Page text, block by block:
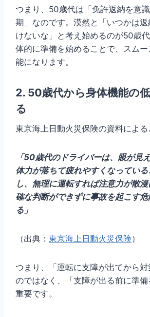
つまり、50歳代は「免許返納を意
期」なのです。漠然と「いつかは
けないな」と考え始めるのが50歳
体的に準備を始めることで、スム
能になります。
2. 50歳代から身体機能の
る
東京海上日動火災保険の資料による
「50歳代のドライバーは、眼が見
体力が落ちて疲れやすくなってい
し、無理に運転すれば注意力が散
確な判断ができずに事故を起こす
る」
（出典： 東京海上日動火災保険）
つまり、「運転に支障が出てから対
のではなく、「支障が出る前に準
重要です。